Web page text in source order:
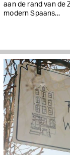
aan de rand van de
modern Spaans...